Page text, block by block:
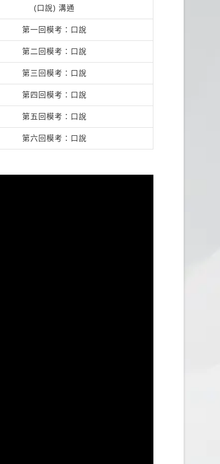
(口說) 溝通
第一回模考：口說
第二回模考：口說
第三回模考：口說
第四回模考：口說
第五回模考：口說
第六回模考：口說